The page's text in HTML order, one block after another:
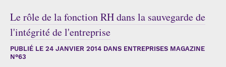
Le rôle de la fonction RH dans la sauvegarde de
l'intégrité de l'entreprise
PUBLIÉ LE 24 JANVIER 2014 DANS ENTREPRISES MAGAZINE
N°63